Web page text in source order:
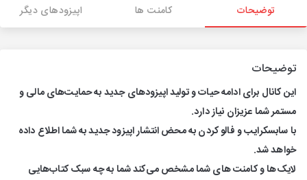
توضیحات کامنت ها اپیزودهای دیگر
توضیحات
این کانال برای ادامه حیات و تولید اپیزودهای جدید به حمایت‌های مالی و
مستمر شما عزیزان نیاز دارد.
با سابسکرایب و فالو کردن به محض انتشار اپیزود جدید به شما اطلاع داده
خواهد شد.
لایک‌ها و کامنت های شما مشخص می‌کند شما به چه سبک کتاب‌هایی